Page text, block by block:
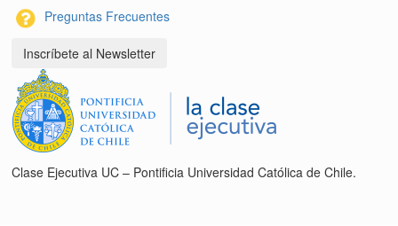
Preguntas Frecuentes
Inscríbete al Newsletter
Clase Ejecutiva UC – Pontificia Universidad Católica de Chile.